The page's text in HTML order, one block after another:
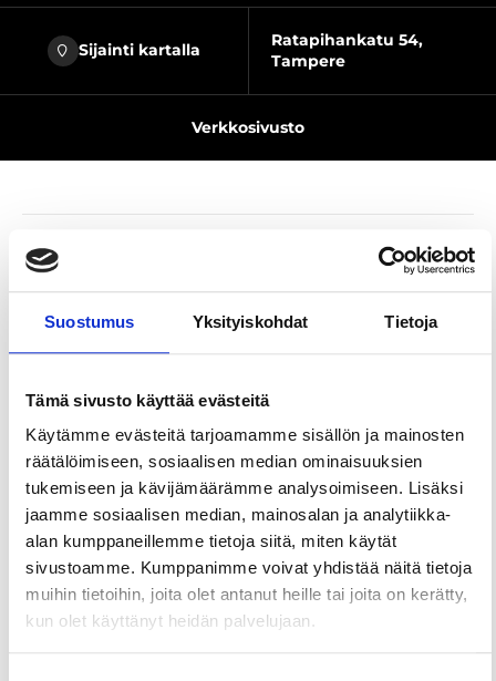
Suostumus Yksityiskohdat Tietoja
Tämä sivusto käyttää evästeitä
Käytämme evästeitä tarjoamamme sisällön ja mainosten
räätälöimiseen, sosiaalisen median ominaisuuksien
tukemiseen ja kävijämäärämme analysoimiseen. Lisäksi
jaamme sosiaalisen median, mainosalan ja analytiikka-
alan kumppaneillemme tietoja siitä, miten käytät
sivustoamme. Kumppanimme voivat yhdistää näitä tietoja
muihin tietoihin, joita olet antanut heille tai joita on kerätty,
kun olet käyttänyt heidän palvelujaan.
Sijainti kartalla
Ratapihankatu 54,
Tampere
Verkkosivusto
Jaa sivu
Monipuolisia tiloja tapahtumien keskiössä.
Aitiohuoneissamme nautit tapahtumista uudella
illanviettoihin, vaikkei Arenalla olisikaan
tapahtumia.
Arena View Lounge
Soveltuu illallisiin, illanviettoihin ja
kokoustamiseen, pöytä- ja katsomopaikat 12
henkilölle. Lounge rentoon oleskeluun. Tilassa on
kaksi saunaa ja pukeutumistila.
Arena View Aitio